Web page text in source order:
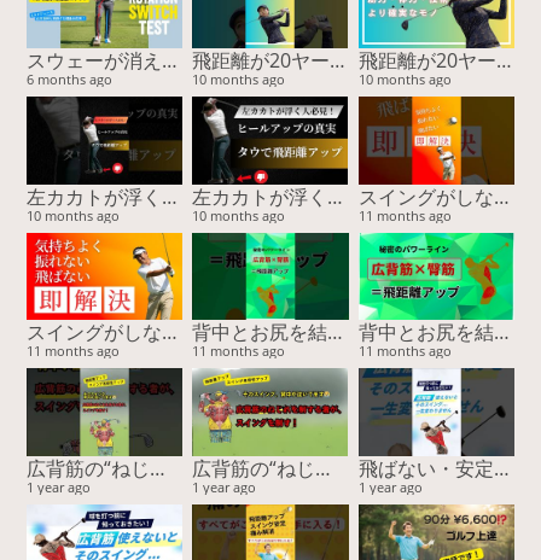
スウェーが消える！膝の曲げ伸ばしだけで「ゴルフの連動スイッチ」をONにする驚異のメソッド
6 months ago
飛距離が20ヤード伸びた！”感覚”ではなく“体”を変えた結果（実例付き）
10 months ago
飛距離が20ヤード伸びた！”感覚”ではなく“体”を変えた結果（実例付き）
10 months ago
左カカトが浮く原因と解決法｜タウで安定＆飛距離アップ！
10 months ago
左カカトが浮く原因と解決法｜タウで安定＆飛距離アップ！
10 months ago
スイングがしなやかに変わる！誰も知らない胸腰筋膜ストレッチ
11 months ago
スイングがしなやかに変わる！誰も知らない胸腰筋膜ストレッチ
11 months ago
背中とお尻を結ぶ“パワーライン”が飛距離を決める！
11 months ago
背中とお尻を結ぶ“パワーライン”が飛距離を決める！
11 months ago
広背筋の“ねじれ”が飛距離を変える！スイング精度も劇的アップ【15周年スペシャル特典あり】
1 year ago
広背筋の“ねじれ”が飛距離を変える！スイング精度も劇的アップ【15周年スペシャル特典あり】
1 year ago
飛ばない・安定しない原因は“ココ”！スイングの回旋をつくる筋肉と簡単チェック
1 year ago